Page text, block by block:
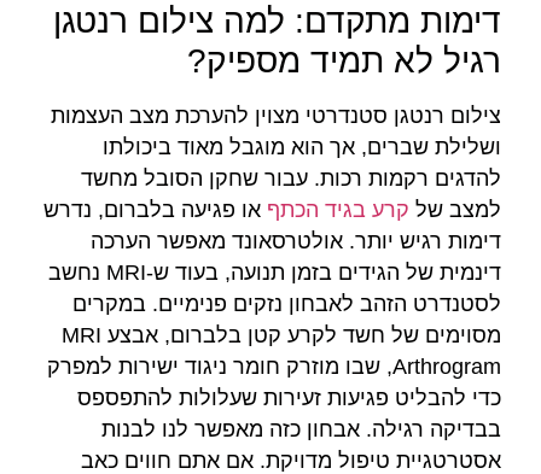
דימות מתקדם: למה צילום רנטגן
רגיל לא תמיד מספיק?
צילום רנטגן סטנדרטי מצוין להערכת מצב העצמות
ושלילת שברים, אך הוא מוגבל מאוד ביכולתו
להדגים רקמות רכות. עבור שחקן הסובל מחשד
למצב של קרע בגיד הכתף או פגיעה בלברום, נדרש
דימות רגיש יותר. אולטרסאונד מאפשר הערכה
דינמית של הגידים בזמן תנועה, בעוד ש-MRI נחשב
לסטנדרט הזהב לאבחון נזקים פנימיים. במקרים
מסוימים של חשד לקרע קטן בלברום, אבצע MRI
Arthrogram, שבו מוזרק חומר ניגוד ישירות למפרק
כדי להבליט פגיעות זעירות שעלולות להתפספס
בבדיקה רגילה. אבחון כזה מאפשר לנו לבנות
אסטרטגיית טיפול מדויקת. אם אתם חווים כאב